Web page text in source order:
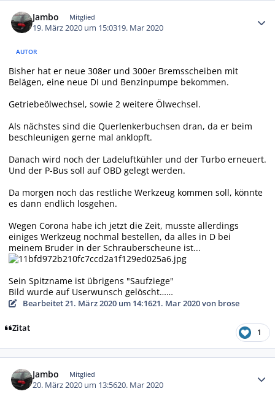
Jambo Mitglied
19. März 2020 um 15:0319. Mar 2020
AUTOR
Bisher hat er neue 308er und 300er Bremsscheiben mit
Belägen, eine neue DI und Benzinpumpe bekommen.
Getriebeölwechsel, sowie 2 weitere Ölwechsel.
Als nächstes sind die Querlenkerbuchsen dran, da er beim
beschleunigen gerne mal anklopft.
Danach wird noch der Ladeluftkühler und der Turbo erneuert.
Und der P-Bus soll auf OBD gelegt werden.
Da morgen noch das restliche Werkzeug kommen soll, könnte
es dann endlich losgehen.
Wegen Corona habe ich jetzt die Zeit, musste allerdings
einiges Werkzeug nochmal bestellen, da alles in D bei
meinem Bruder in der Schrauberscheune ist...
Sein Spitzname ist übrigens "Saufziege"
Bild wurde auf Userwunsch gelöscht……
Bearbeitet21. März 2020 um 14:1621. Mar 2020von brose
Zitat 1
Jambo Mitglied
20. März 2020 um 13:5620. Mar 2020